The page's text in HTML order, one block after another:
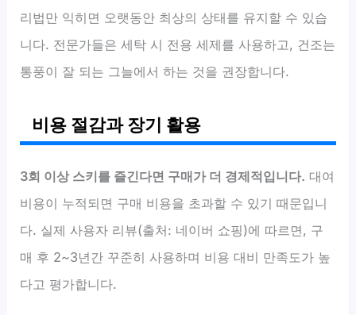
리법만 익히면 오랫동안 최상의 상태를 유지할 수 있습
니다. 전문가들은 세탁 시 전용 세제를 사용하고, 건조는
통풍이 잘 되는 그늘에서 하는 것을 권장합니다.
비용 절감과 장기 활용
3회 이상 스키를 즐긴다면 구매가 더 경제적입니다. 대여
비용이 누적되면 구매 비용을 초과할 수 있기 때문입니
다. 실제 사용자 리뷰(출처: 네이버 쇼핑)에 따르면, 구
매 후 2~3년간 꾸준히 사용하며 비용 대비 만족도가 높
다고 평가합니다.